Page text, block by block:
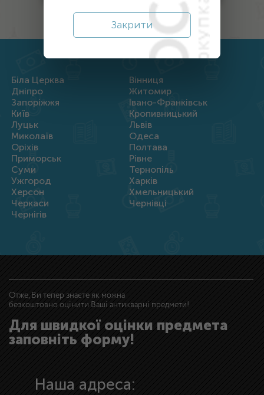
Біла Церква
Вінниця
Дніпро
Житомир
Запоріжжя
Івано-Франківськ
Київ
Кропивницький
Луцьк
Львів
Миколаїв
Одеса
Оріхів
Полтава
Приморськ
Рівне
Суми
Тернопіль
Ужгород
Харків
Херсон
Хмельницький
Черкаси
Чернівці
Чернігів
Отже, Ви тепер знаєте як можна
безкоштовно оцінити Ваші антикварні предмети!
Для швидкої оцінки предмета
заповніть форму!
Наша адреса:
Закрити